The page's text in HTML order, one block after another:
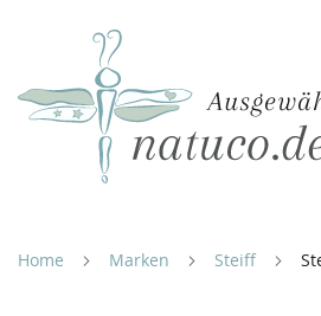
Inhalt
Home Marken Steiff